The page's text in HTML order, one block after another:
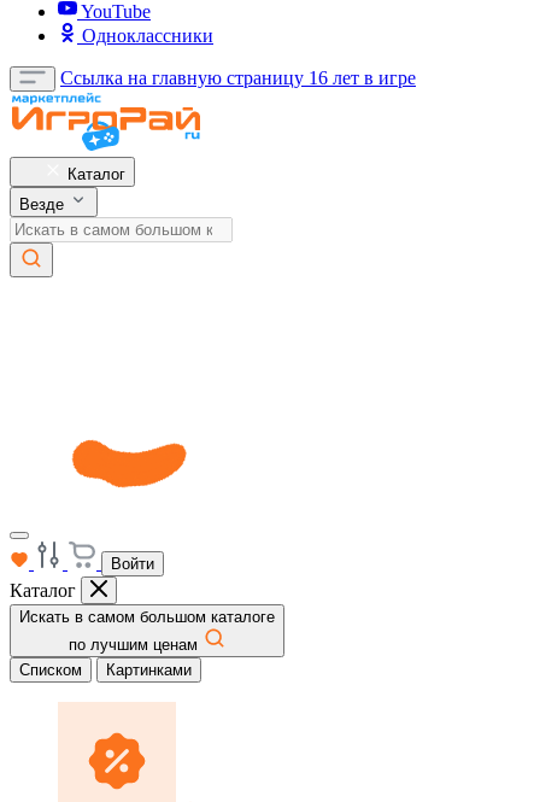
YouTube
Одноклассники
Ссылка на главную страницу 16 лет в игре
Каталог
Везде
Войти
Каталог
Искать в самом большом каталоге
по лучшим ценам
Списком
Картинками